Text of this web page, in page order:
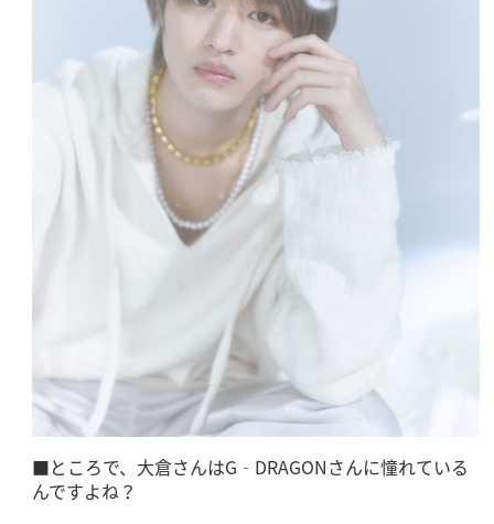
■ところで、大倉さんはG‐DRAGONさんに憧れている
んですよね？